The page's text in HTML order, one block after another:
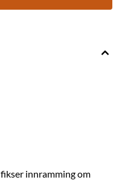
innramming om